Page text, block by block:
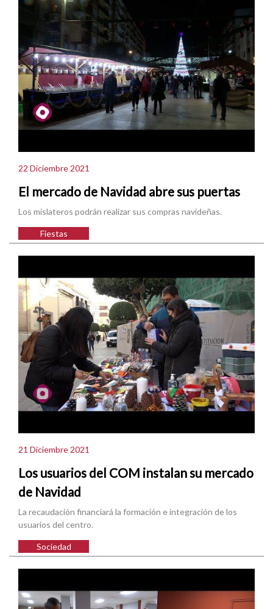
22 Diciembre 2021
El mercado de Navidad abre sus puertas
Los mislateros podrán realizar sus compras navideñas.
Fiestas
21 Diciembre 2021
Los usuarios del COM instalan su mercado
de Navidad
La recaudación financiará la formación e integración de los
usuarios del centro.
Sociedad